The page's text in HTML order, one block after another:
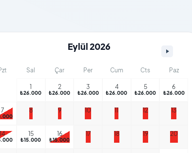
Eylül 2026
Sal Çar Per Cum Cts Paz
1
₺26.000
2
₺26.000
3
₺26.000
4
₺26.000
5
₺26.000
6
₺26.000
7 8 9 10 11 12 13
14 15
₺15.000
16
₺15.000
17 18 19 20